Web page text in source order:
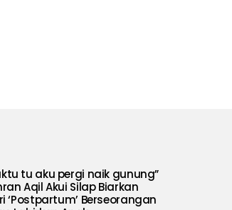
tu aku pergi naik gunung”
Aqil Akui Silap Biarkan
‘Postpartum’ Berseorangan